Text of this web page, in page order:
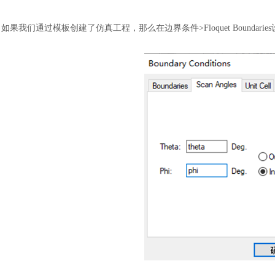
如果我们通过模板创建了仿真工程，那么在边界条件>Floquet